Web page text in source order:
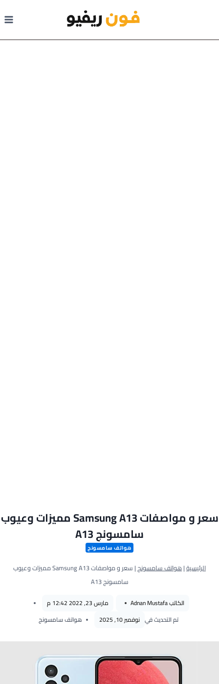
سعر و مواصفات Samsung A13 مميزات وعيوب
سامسونج A13
هواتف سامسونج
الرئيسية|هواتف سامسونج|
سعر و مواصفات Samsung A13 مميزات وعيوب
سامسونج A13
الكاتبAdnan Mustafa
مارس 23, 2022 12:42 م
تم التحديث في نوفمبر 10, 2025 هواتف سامسونج